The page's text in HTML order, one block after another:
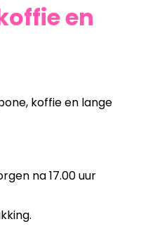
en
koffie en lange
na 17.00 uur